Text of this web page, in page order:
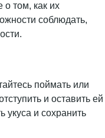
том, как их
соблюдать,
поймать или
и оставить ей
укуса и сохранить